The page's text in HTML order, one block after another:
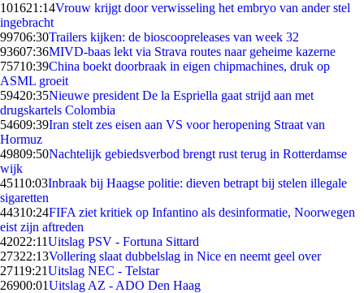
101621:14Vrouw krijgt door verwisseling het embryo van ander stel
ingebracht
99706:30Trailers kijken: de bioscoopreleases van week 32
93607:36MIVD-baas lekt via Strava routes naar geheime kazerne
75710:39China boekt doorbraak in eigen chipmachines, druk op
ASML groeit
59420:35Nieuwe president De la Espriella gaat strijd aan met
drugskartels Colombia
54609:39Iran stelt zes eisen aan VS voor heropening Straat van
Hormuz
49809:50Nachtelijk gebiedsverbod brengt rust terug in Rotterdamse
wijk
45110:03Inbraak bij Haagse politie: dieven betrapt bij stelen illegale
sigaretten
44310:24FIFA ziet kritiek op Infantino als desinformatie, Noorwegen
eist zijn aftreden
42022:11Uitslag PSV - Fortuna Sittard
27322:13Vollering slaat dubbelslag in Nice en neemt geel over
27119:21Uitslag NEC - Telstar
26900:01Uitslag AZ - ADO Den Haag